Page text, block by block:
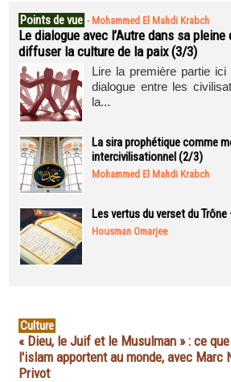
Points de vue - Mohammed El Mahdi Krabch
Le dialogue avec l’Autre dans sa
diffuser la culture de la paix (3/3)
Lire la première partie
dialogue entre les
la...
La sira prophétique comme
intercivilisationnel (2/3)
Mohammed El Mahdi Krabch
Les vertus du verset du
Housman Omarjee
Culture
« Dieu, le Juif et le Musulman » : ce
l'islam apportent au monde, avec Marc
Privot